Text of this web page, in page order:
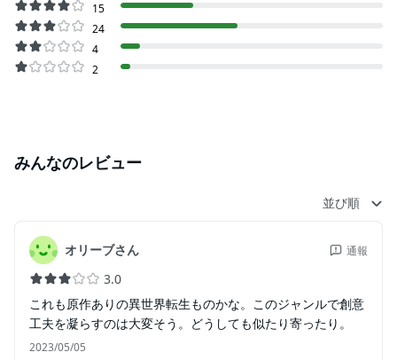
15
24
4
2
みんなのレビュー
並び順
オリーブさん 通報
3.0
これも原作ありの異世界転生ものかな。このジャンルで創意
工夫を凝らすのは大変そう。どうしても似たり寄ったり。
2023/05/05